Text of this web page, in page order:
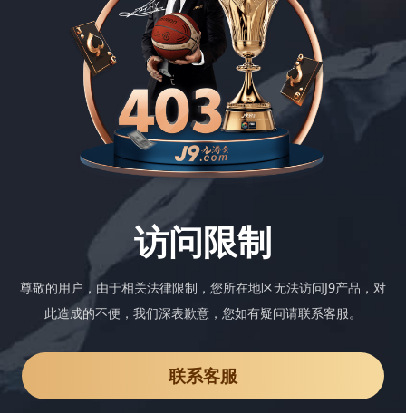
访问限制
尊敬的用户，由于相关法律限制，您所在地区无法访问J9产品，对
此造成的不便，我们深表歉意，您如有疑问请联系客服。
联系客服